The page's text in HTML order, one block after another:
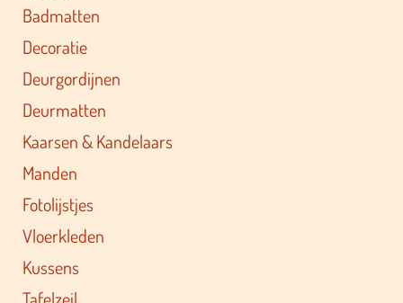
Badmatten
Decoratie
Deurgordijnen
Deurmatten
Kaarsen & Kandelaars
Manden
Fotolijstjes
Vloerkleden
Kussens